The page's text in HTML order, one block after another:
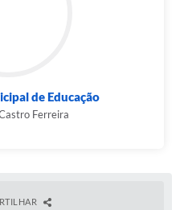
na Dívida Ativa do
de Educação
Ferreira